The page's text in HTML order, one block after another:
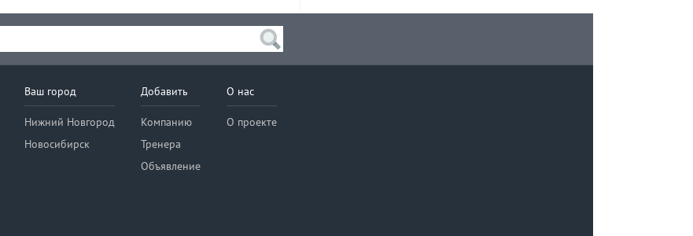
Ваш город
Нижний Новгород
Новосибирск
Добавить
Компанию
Тренера
Объявление
О нас
О проекте